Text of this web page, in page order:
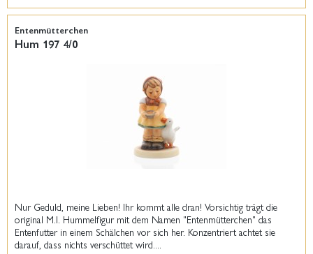
Entenmütterchen
Hum 197 4/0
Nur Geduld, meine Lieben! Ihr kommt alle dran! Vorsichtig trägt die
original M.I. Hummelfigur mit dem Namen "Entenmütterchen" das
Entenfutter in einem Schälchen vor sich her. Konzentriert achtet sie
darauf, dass nichts verschüttet wird....